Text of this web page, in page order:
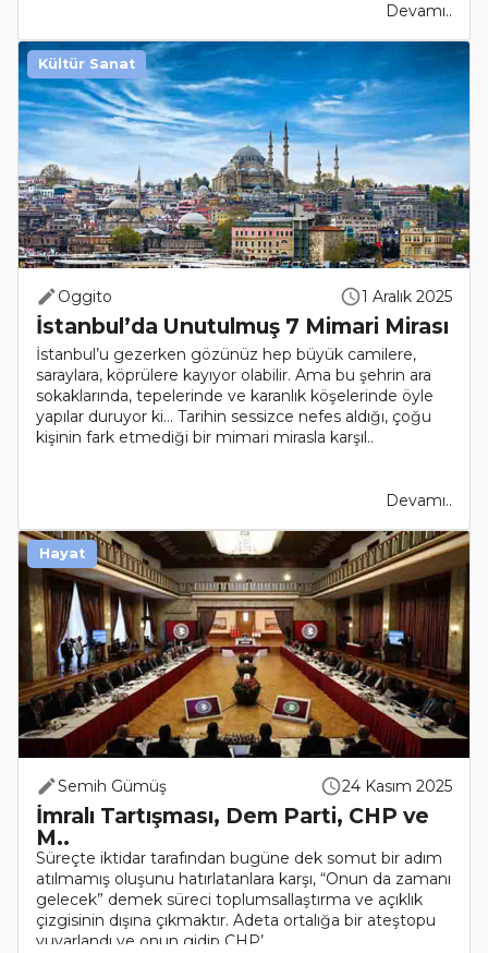
Devamı..
Oggito 1 Aralık 2025
İstanbul’da Unutulmuş 7 Mimari Mirası
İstanbul’u gezerken gözünüz hep büyük camilere,
saraylara, köprülere kayıyor olabilir. Ama bu şehrin ara
sokaklarında, tepelerinde ve karanlık köşelerinde öyle
yapılar duruyor ki… Tarihin sessizce nefes aldığı, çoğu
kişinin fark etmediği bir mimari mirasla karşıl..
Devamı..
Kültür Sanat
Semih Gümüş 24 Kasım 2025
İmralı Tartışması, Dem Parti, CHP ve
M..
Süreçte iktidar tarafından bugüne dek somut bir adım
atılmamış oluşunu hatırlatanlara karşı, “Onun da zamanı
gelecek” demek süreci toplumsallaştırma ve açıklık
çizgisinin dışına çıkmaktır. Adeta ortalığa bir ateştopu
yuvarlandı ve onun gidip CHP’..
Hayat